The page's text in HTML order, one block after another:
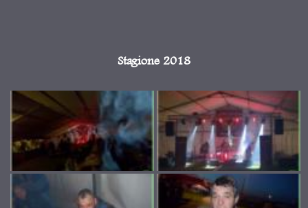
Stagione 2018